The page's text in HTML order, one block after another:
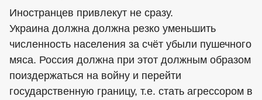
Иностранцев привлекут не сразу.
Украина должна должна резко уменьшить
численность населения за счёт убыли пушечного
мяса. Россия должна при этот должным образом
поиздержаться на войну и перейти
государственную границу, т.е. стать агрессором в